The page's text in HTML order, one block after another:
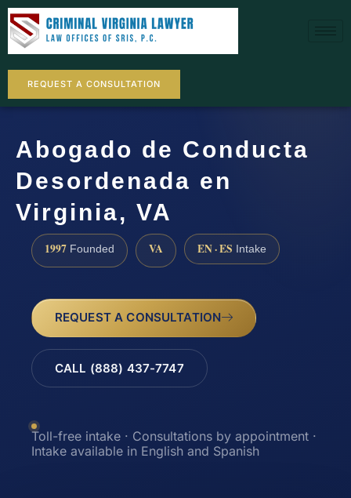
REQUEST A CONSULTATION
Abogado de Conducta
Desordenada en
Virginia, VA
1997 Founded VA EN · ES Intake
REQUEST A CONSULTATION
CALL (888) 437-7747
Toll-free intake · Consultations by appointment ·
Intake available in English and Spanish